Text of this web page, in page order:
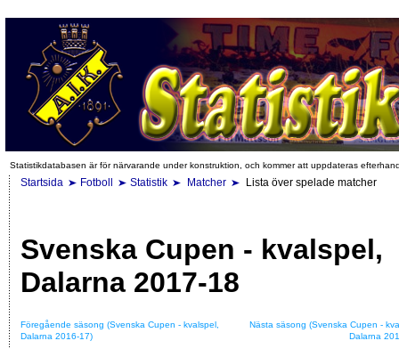
Statistikdatabasen är för närvarande under konstruktion, och kommer att uppdateras
Startsida Fotboll Statistik Matcher Lista över spelade matcher
Svenska Cupen - kvalspel,
Dalarna 2017-18
Föregående säsong (Svenska Cupen - kvalspel,
Dalarna 2016-17)
Nästa säsong (Svenska Cupen -
Dalarna